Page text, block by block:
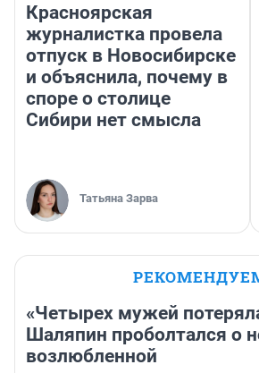
Красноярская
журналистка провела
отпуск в Новосибирске
и объяснила, почему в
споре о столице
Сибири нет смысла
Татьяна Зарва
«Четырех мужей
Шаляпин проболтался о
возлюбленной